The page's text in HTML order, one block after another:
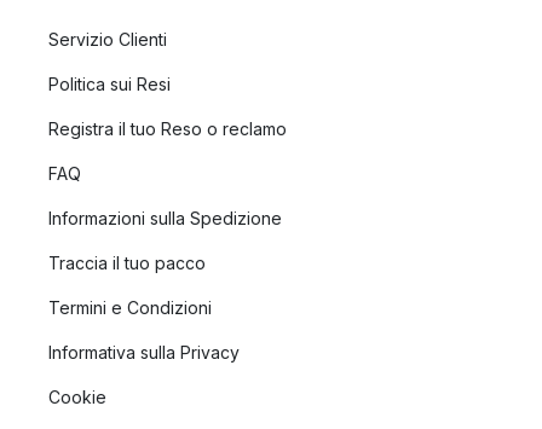
Servizio Clienti
Politica sui Resi
Registra il tuo Reso o reclamo
FAQ
Informazioni sulla Spedizione
Traccia il tuo pacco
Termini e Condizioni
Informativa sulla Privacy
Cookie